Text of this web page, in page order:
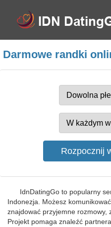
Darmowe randki
IdnDatingGo to popularny
Indonezja. Możesz
znajdować przyjemne rozmowy,
Projekt pomaga znaleźć